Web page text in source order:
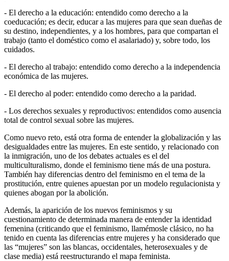
- El derecho a la educación: entendido como derecho a la
coeducación; es decir, educar a las mujeres para que sean dueñas de
su destino, independientes, y a los hombres, para que compartan el
trabajo (tanto el doméstico como el asalariado) y, sobre todo, los
cuidados.
- El derecho al trabajo: entendido como derecho a la independencia
económica de las mujeres.
- El derecho al poder: entendido como derecho a la paridad.
- Los derechos sexuales y reproductivos: entendidos como ausencia
total de control sexual sobre las mujeres.
Como nuevo reto, está otra forma de entender la globalización y las
desigualdades entre las mujeres. En este sentido, y relacionado con
la inmigración, uno de los debates actuales es el del
multiculturalismo, donde el feminismo tiene más de una postura.
También hay diferencias dentro del feminismo en el tema de la
prostitución, entre quienes apuestan por un modelo regulacionista y
quienes abogan por la abolición.
Además, la aparición de los nuevos feminismos y su
cuestionamiento de determinada manera de entender la identidad
femenina (criticando que el feminismo, llamémosle clásico, no ha
tenido en cuenta las diferencias entre mujeres y ha considerado que
las “mujeres” son las blancas, occidentales, heterosexuales y de
clase media) está reestructurando el mapa feminista.